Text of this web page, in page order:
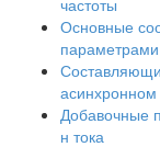
частоты
Основные
асинхронном
Добавочные
н тока